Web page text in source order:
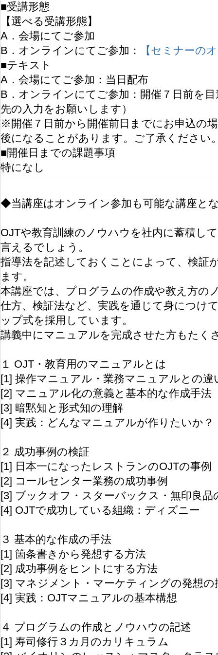
■受講形態
【選べる受講形態】
A．会場にてご参加
B．オンラインにてご参加：
【セミナーの
■テキスト
A．会場にてご参加：当日配布
B．オンラインにてご参加：開催７日前を
先の入力をお願いします）
※開催７日前から開催前日までにお申込の
後になることがあります。ご了承ください
■開催日までの課題事項
特になし
◆当講座はオンライン参加も可能な講座と
OJTや教育訓練のノウハウを社内に蓄積し
言えるでしょう。
指導法を記述しておくことによって、検証
ます。
本講座では、プログラムの作成や教え方の
仕方、検証法など、実践を通じて身につけ
ップ式を採用しています。
講義中にマニュアルを完成させた方もたく
１ OJT・教育用のマニュアルとは
[1] 操作マニュアル・業務マニュアルとの違
[2] マニュアル化の意義と基本的な作成手法
[3] 暗黙知と形式知の理解
[4] 実践：どんなマニュアルが作りたいか？
２ 成功事例の検証
[1] 日本一になったレストランのOJTの事例
[2] コールセンター業務の成功事例
[3] ブックオフ・スターバックス・無印良品
[4] OJTで成功している組織：ディズニー
３ 基本的な作成の手法
[1] 箇条書きから発想する方法
[2] 成功事例をヒントにする方法
[3] マネジメント・マーケティングの発想の
[4] 実践：OJTマニュアルの基本構想
４ プログラムの作成とノウハウの記述
[1] 寿司修行３カ月のカリキュラム